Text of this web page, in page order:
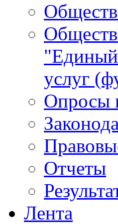
"Единый
услуг
Опросы
Отчеты
Лента